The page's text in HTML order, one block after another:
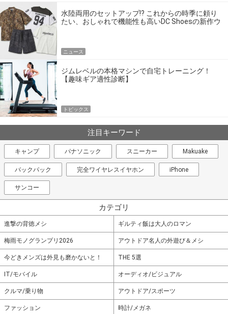
水陸両用のセットアップ!? これからの時季に頼り
たい、おしゃれで機能性も高いDC Shoesの新作ウ
ニュース
ジムレベルの本格マシンで自宅トレーニング！
【趣味ギア適性診断】
トピックス
注目キーワード
キャンプ パナソニック スニーカー Makuake
バックパック 完全ワイヤレスイヤホン iPhone
サンコー
カテゴリ
進撃の背徳メシ ギルティ飯は大人のロマン
梅雨モノグランプリ2026 アウトドア名人の外遊び＆メシ
今どきメンズは外見も磨かないと！ THE 5選
IT/モバイル オーディオ/ビジュアル
クルマ/乗り物 アウトドア/スポーツ
ファッション 時計/メガネ